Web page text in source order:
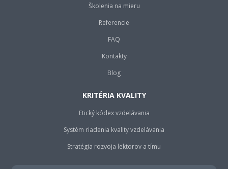
Školenia na mieru
Referencie
FAQ
Kontakty
Blog
KRITÉRIA KVALITY
Etický kódex vzdelávania
Systém riadenia kvality vzdelávania
Stratégia rozvoja lektorov a tímu